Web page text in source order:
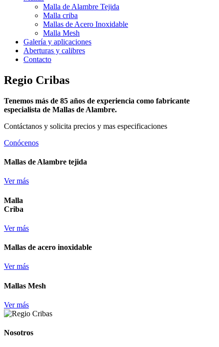
Malla de Alambre Tejida
Malla criba
Mallas de Acero Inoxidable
Malla Mesh
Galería y aplicaciones
Aberturas y calibres
Contacto
Regio Cribas
Tenemos más de 85 años de experiencia como fabricante
especialista de Mallas de Alambre.
Contáctanos y solicita precios y mas especificaciones
Conócenos
Mallas de Alambre tejida
Ver más
Malla
Criba
Ver más
Mallas de acero inoxidable
Ver más
Mallas Mesh
Ver más
Nosotros